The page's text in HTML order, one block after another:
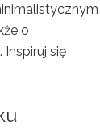
o
się